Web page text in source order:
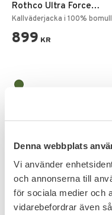
Denna webbplats
Vi använder
och annonserna till
för sociala medier och
vidarebefordrar även
Rothco Ultra Force
Vintage M65 Fältjacka
Kallväderjacka i 100%
899 KR